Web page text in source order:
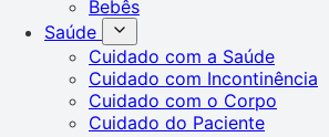
Bebês
Saúde
Cuidado com a Saúde
Cuidado com Incontinência
Cuidado com o Corpo
Cuidado do Paciente